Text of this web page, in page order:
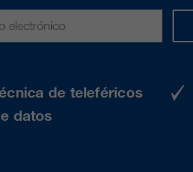
de teleféricos
datos